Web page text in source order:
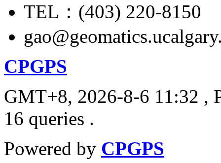
TEL：(403) 220-8150
CPGPS
GMT+8, 2026-8-6 11:32 ,
16 queries .
Powered by CPGPS